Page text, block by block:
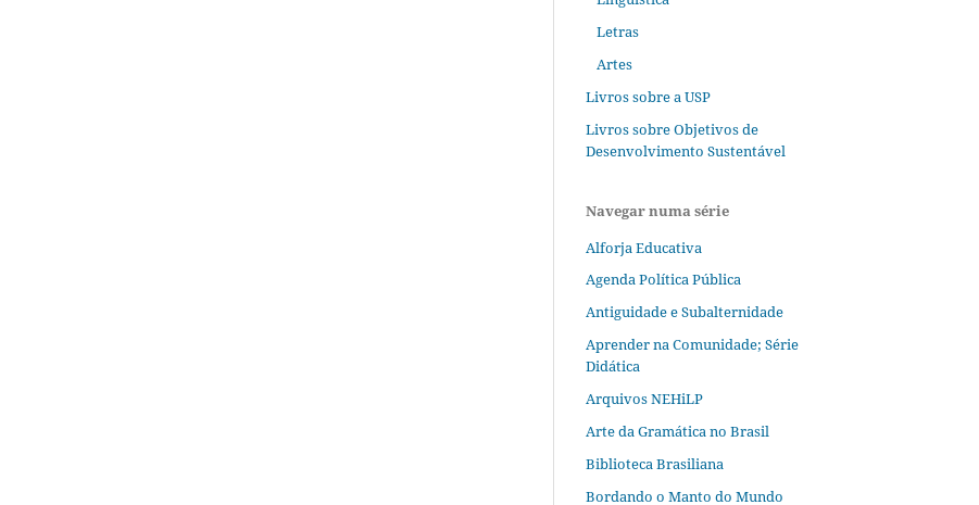
Letras
Artes
Livros sobre a USP
Livros sobre Objetivos de
Desenvolvimento Sustentável
Navegar numa série
Alforja Educativa
Agenda Política Pública
Antiguidade e Subalternidade
Aprender na Comunidade; Série
Didática
Arquivos NEHiLP
Arte da Gramática no Brasil
Biblioteca Brasiliana
Bordando o Manto do Mundo